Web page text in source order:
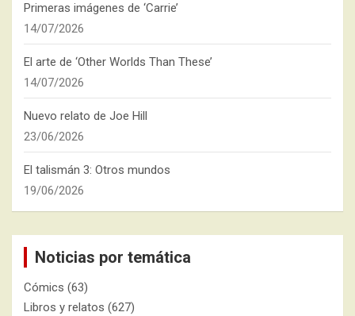
Primeras imágenes de ‘Carrie’
14/07/2026
El arte de ‘Other Worlds Than These’
14/07/2026
Nuevo relato de Joe Hill
23/06/2026
El talismán 3: Otros mundos
19/06/2026
Noticias por temática
Cómics (63)
Libros y relatos (627)